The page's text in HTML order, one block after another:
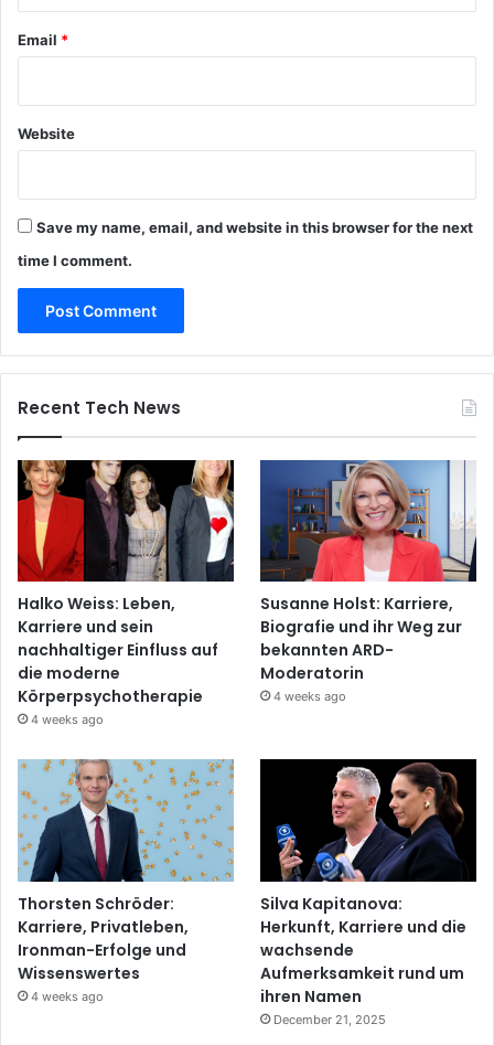
Email *
Website
Save my name, email, and website in this browser for the next
time I comment.
Recent Tech News
Halko Weiss: Leben,
Karriere und sein
nachhaltiger Einfluss auf
die moderne
Körperpsychotherapie
4 weeks ago
Susanne Holst: Karriere,
Biografie und ihr Weg zur
bekannten ARD-
Moderatorin
4 weeks ago
Thorsten Schröder:
Karriere, Privatleben,
Ironman-Erfolge und
Wissenswertes
4 weeks ago
Silva Kapitanova:
Herkunft, Karriere und die
wachsende
Aufmerksamkeit rund um
ihren Namen
December 21, 2025